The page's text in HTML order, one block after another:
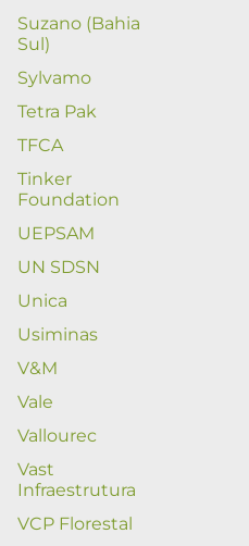
Suzano (Bahia
Sul)
Sylvamo
Tetra Pak
TFCA
Tinker
Foundation
UEPSAM
UN SDSN
Unica
Usiminas
V&M
Vale
Vallourec
Vast
Infraestrutura
VCP Florestal